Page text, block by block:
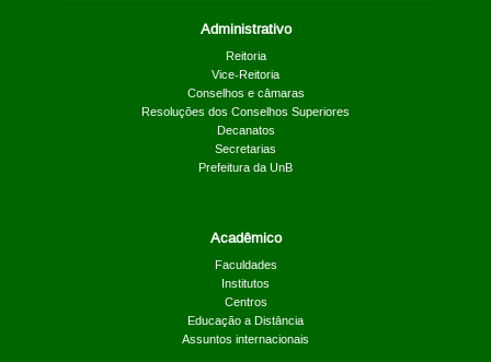
Administrativo
Reitoria
Vice-Reitoria
Conselhos e câmaras
Resoluções dos Conselhos Superiores
Decanatos
Secretarias
Prefeitura da UnB
Acadêmico
Faculdades
Institutos
Centros
Educação a Distância
Assuntos internacionais